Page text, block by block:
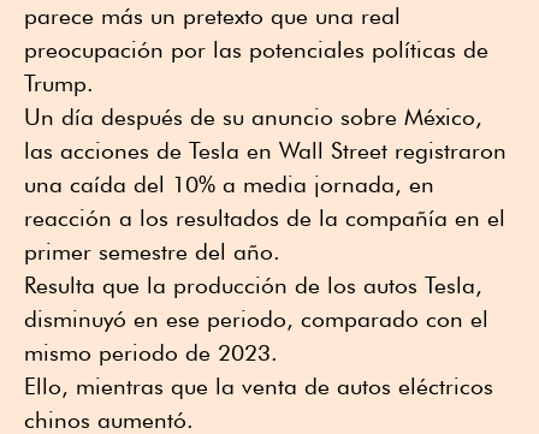
parece más un pretexto que una real
preocupación por las potenciales políticas de
Trump.
Un día después de su anuncio sobre México,
las acciones de Tesla en Wall Street registraron
una caída del 10% a media jornada, en
reacción a los resultados de la compañía en el
primer semestre del año.
Resulta que la producción de los autos Tesla,
disminuyó en ese periodo, comparado con el
mismo periodo de 2023.
Ello, mientras que la venta de autos eléctricos
chinos aumentó.